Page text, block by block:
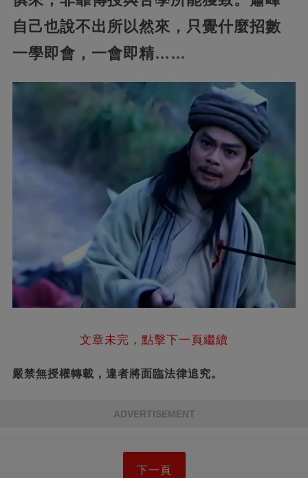
自己也說不出所以然來，只覺什麼招數
一學即會，一會即精……
文章未完，點擊下一頁繼續
嚴禁無授權轉載，違者將面臨法律追究。
ADVERTISEMENT
下一頁